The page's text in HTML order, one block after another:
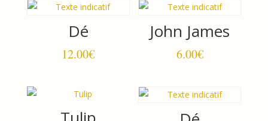
Dé
12.00€
John James
6.00€